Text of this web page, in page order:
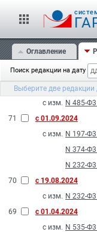
Оглавление
Поиск редакции на дату
Выберите две
с 11.03.2025
с изм.
N 27-Ф3
73
с 01.03.2025
с изм. N 171-
72
с 31.12.2024
с изм. N 485-
71
с 01.09.2024
с изм. N 197-
N 374-
N 232-
70
с 19.08.2024
с изм. N 232-
69
с 01.04.2024
с изм. N 535-